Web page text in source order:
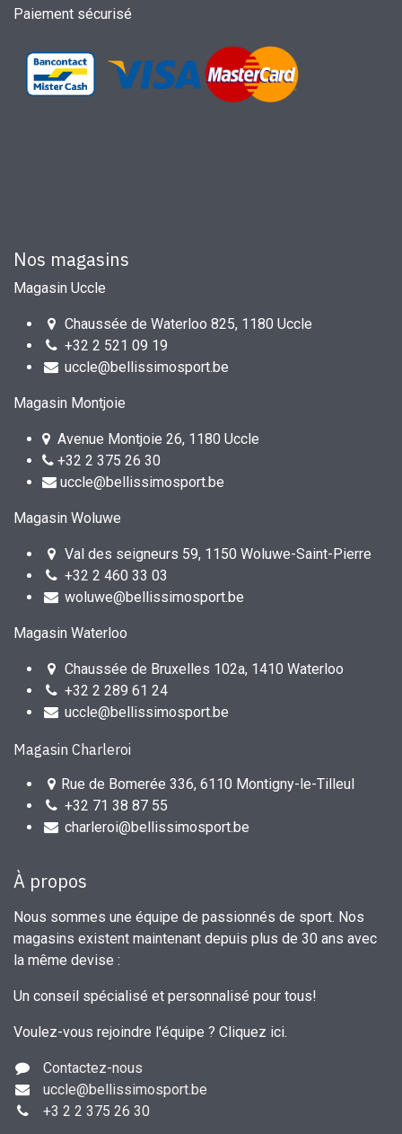
Paiement sécurisé
Nos magasins
Magasin Uccle
Chaussée de Waterloo 825, 1180 Uccle
+32 2 521 09 19
uccle@bellissimosport.be
Magasin Montjoie
Avenue Montjoie 26, 1180 Uccle
+32 2 375 26 30
uccle@bellissimosport.be
Magasin Woluwe
Val des seigneurs 59, 1150 Woluwe-Saint-Pierre
+32 2 460 33 03
woluwe@bellissimosport.be
Magasin Waterloo
Chaussée de Bruxelles 102a, 1410 Waterloo
+32 2 289 61 24
uccle@bellissimosport.be
Magasin Charleroi
Rue de Bomerée 336, 6110 Montigny-le-Tilleul
+32 71 38 87 55
charleroi@bellissimosport.be
À propos
Nous sommes une équipe de passionnés de sport. Nos
magasins existent maintenant depuis plus de 30 ans avec
la même devise :
Un conseil spécialisé et personnalisé pour tous!
Voulez-vous rejoindre l'équipe ? Cliquez ici.
Contactez-nous
uccle@bellissimosport.be
+3 2 2 375 26 30